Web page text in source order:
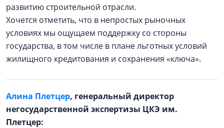
развитию строительной отрасли.
Хочется отметить, что в непростых рыночных
условиях мы ощущаем поддержку со стороны
государства, в том числе в плане льготных условий
жилищного кредитования и сохранения «ключа».
Алина Плетцер, генеральный директор
негосударственной экспертизы ЦКЭ им.
Плетцер: